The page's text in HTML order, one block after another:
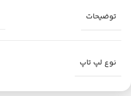
توضیحات
نوع لپ تاپ